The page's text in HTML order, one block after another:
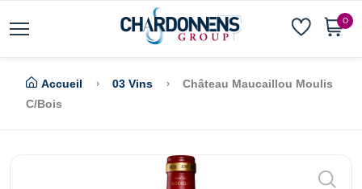
0
Accueil 03 Vins
Château Maucaillou Moulis
C/Bois